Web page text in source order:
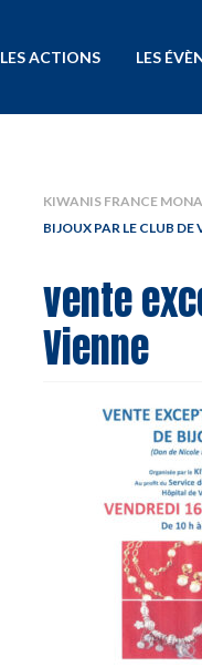
LES ACTIONS LES
KIWANIS FRANCE
BIJOUX PAR LE CLUB DE
vente
Vienne